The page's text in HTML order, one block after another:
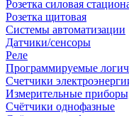
Розетка силовая
Розетка щитовая
Системы автоматизации
Датчики/сенсоры
Реле
Программируемые
Счетчики
Измерительные
Счётчики однофазные